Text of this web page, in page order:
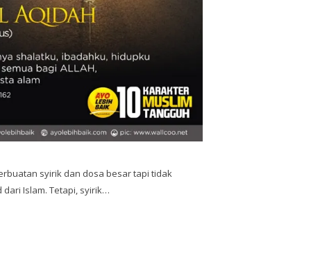
syirik dan dosa besar tapi tidak
Islam. Tetapi, syirik…